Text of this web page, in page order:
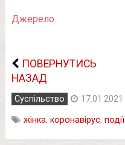
Джерело.
ПОВЕРНУТИСЬ
НАЗАД
Суспільство 17.01.2021
жінка, коронавірус, події